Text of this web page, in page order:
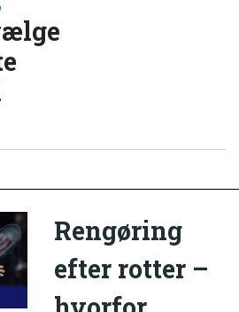
Rengøring
efter rotter –